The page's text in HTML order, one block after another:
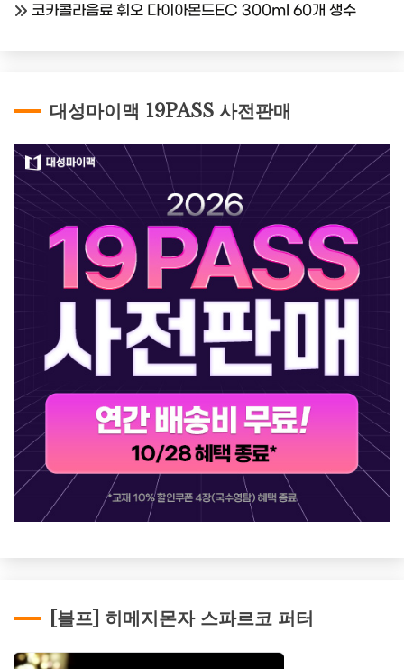
코카콜라음료 휘오 다이아몬드EC 300ml 60개 생수
대성마이맥 19PASS 사전판매
[블프] 히메지몬자 스파르코 퍼터